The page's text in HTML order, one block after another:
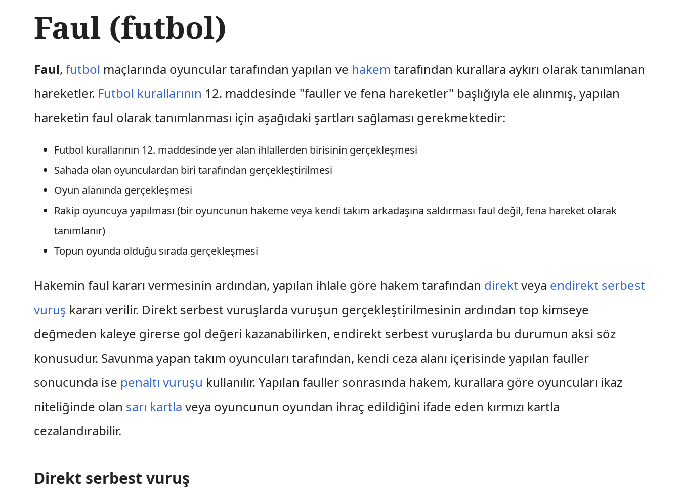
ç
r
e
t
a
Faul (futbol)
Faul,futbol maçlarında oyuncular tarafından yapılan ve hakem tarafından kurallara aykırı olarak tanımlanan
hareketler. Futbol kurallarının 12. maddesinde "fauller ve fena hareketler" başlığıyla ele alınmış, yapılan
hareketin faul olarak tanımlanması için aşağıdaki şartları sağlaması gerekmektedir:
Futbol kurallarının 12. maddesinde yer alan ihlallerden birisinin gerçekleşmesi
Sahada olan oyunculardan biri tarafından gerçekleştirilmesi
Oyun alanında gerçekleşmesi
Rakip oyuncuya yapılması (bir oyuncunun hakeme veya kendi takım arkadaşına saldırması faul değil, fena hareket olarak
tanımlanır)
Topun oyunda olduğu sırada gerçekleşmesi
Hakemin faul kararı vermesinin ardından, yapılan ihlale göre hakem tarafından direktveya endirekt serbest
vuruş kararı verilir. Direkt serbest vuruşlarda vuruşun gerçekleştirilmesinin ardından top kimseye
değmeden kaleye girerse gol değeri kazanabilirken, endirekt serbest vuruşlarda bu durumun aksi söz
konusudur. Savunma yapan takım oyuncuları tarafından, kendi ceza alanı içerisinde yapılan fauller
sonucunda ise penaltı vuruşu kullanılır. Yapılan fauller sonrasında hakem, kurallara göre oyuncuları ikaz
niteliğinde olan sarı kartla veya oyuncunun oyundan ihraç edildiğini ifade eden kırmızı kartla
cezalandırabilir.
Direkt serbest vuruş